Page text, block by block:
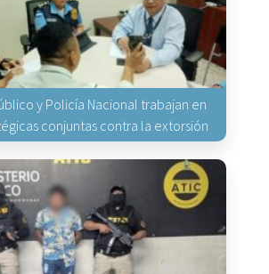
y Policía Nacional trabajan en
conjuntas contra la extorsión